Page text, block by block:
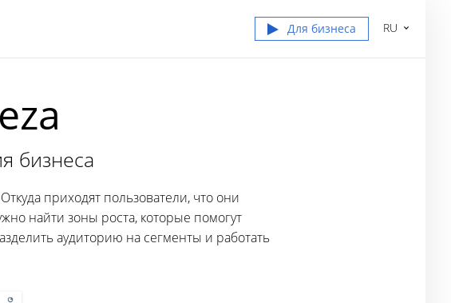
Для бизнеса RU
бизнеса
приходят пользователи, что они
найти зоны роста, которые помогут
аудиторию на сегменты и работать